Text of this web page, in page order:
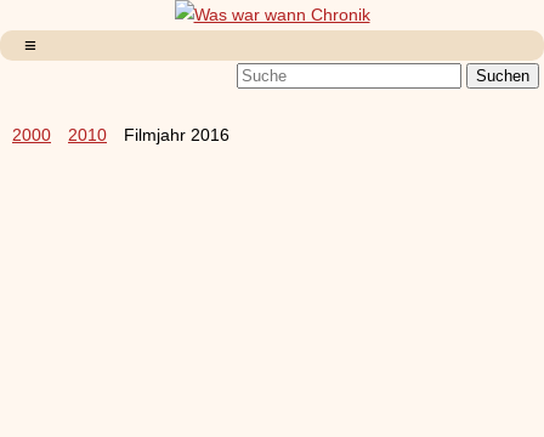
2000 2010 Filmjahr 2016